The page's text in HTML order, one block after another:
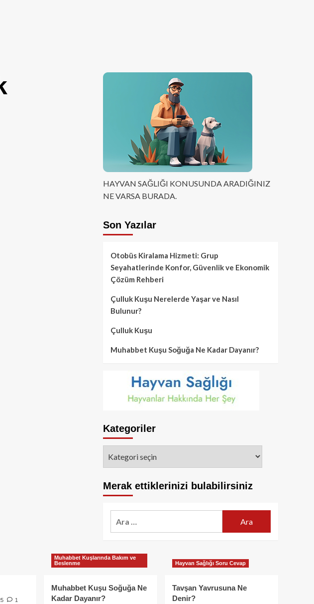
HAYVAN SAĞLIĞI KONUSUNDA ARADIĞINIZ
NE VARSA BURADA.
Son Yazılar
Otobüs Kiralama Hizmeti: Grup
Seyahatlerinde Konfor, Güvenlik ve Ekonomik
Çözüm Rehberi
Çulluk Kuşu Nerelerde Yaşar ve Nasıl
Bulunur?
Çulluk Kuşu
Muhabbet Kuşu Soğuğa Ne Kadar Dayanır?
Kategoriler
Merak ettiklerinizi bulabilirsiniz
1
Muhabbet Kuşlarında Bakım ve
Beslenme
Muhabbet Kuşu Soğuğa Ne
Kadar Dayanır?
Hayvan Sağlığı Soru Cevap
Tavşan Yavrusuna Ne
Denir?